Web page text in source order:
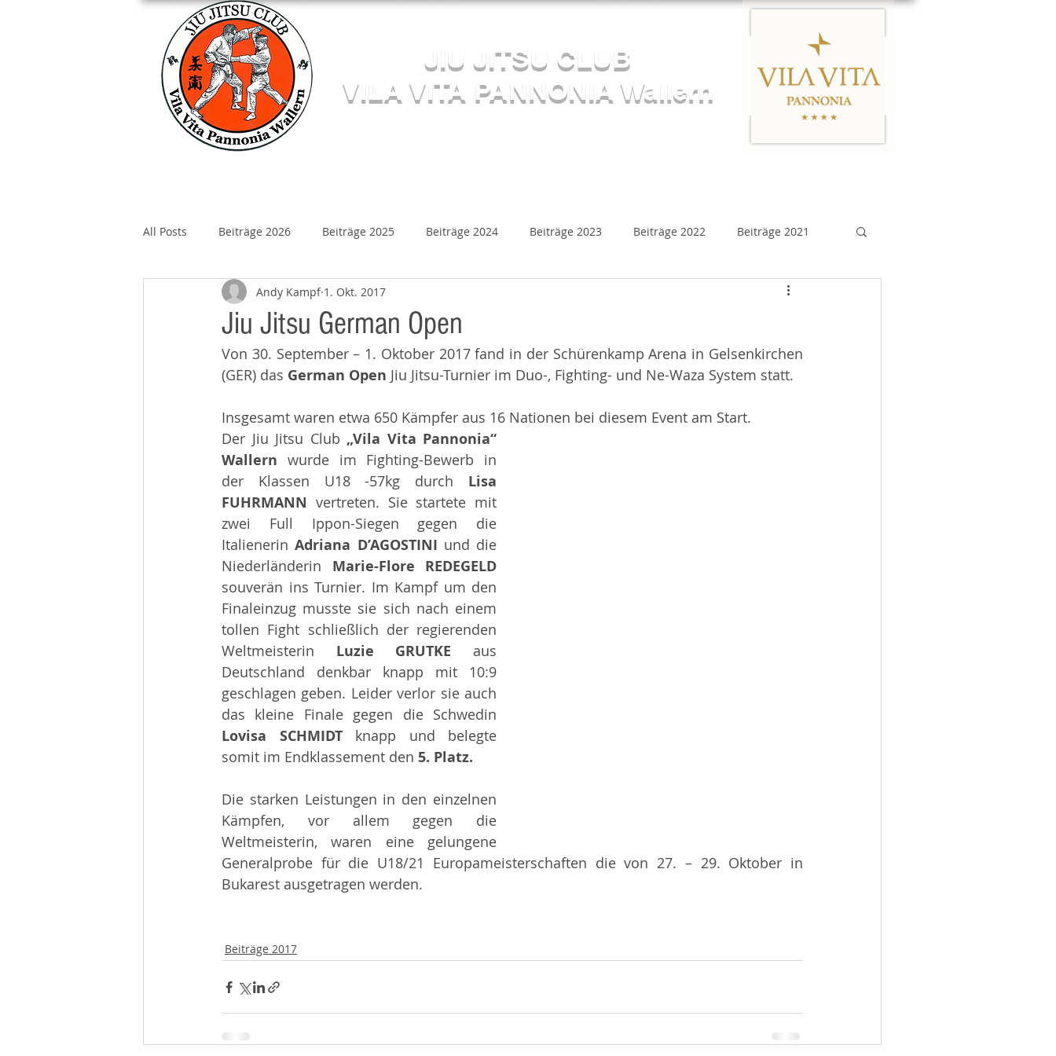
JIU JITSU CLUB
VILA VITA PANNONIA Wallern
All Posts Beiträge 2026 Beiträge 2025 Beiträge 2024 Beiträge 2023 Beiträge 2022 Beiträge 2021
Beiträge 2020 Beiträge 2019 Beiträge 2018
Beiträge 2014 Infos
Jiu Jitsu German Open
Andy Kampf 1. Okt. 2017
Von 30. September – 1. Oktober 2017 fand in der Schürenkamp Arena in Gelsenkirchen
(GER) das German Open Jiu Jitsu-Turnier im Duo-, Fighting- und Ne-Waza System statt.
Insgesamt waren etwa 650 Kämpfer aus 16 Nationen bei diesem Event am Start.
Der Jiu Jitsu Club „Vila Vita Pannonia“
Wallern wurde im Fighting-Bewerb in
der Klassen U18 -57kg durch Lisa
FUHRMANN vertreten. Sie startete mit
zwei Full Ippon-Siegen gegen die
Italienerin Adriana D’AGOSTINI und die
Niederländerin Marie-Flore REDEGELD
souverän ins Turnier. Im Kampf um den
Finaleinzug musste sie sich nach einem
tollen Fight schließlich der regierenden
Weltmeisterin Luzie GRUTKE aus
Deutschland denkbar knapp mit 10:9
geschlagen geben. Leider verlor sie auch
Lovisa SCHMIDT knapp und belegte
somit im Endklassement den 5. Platz.
Die starken Leistungen in den einzelnen
Kämpfen, vor allem gegen die
Weltmeisterin, waren eine gelungene
Generalprobe für die U18/21 Europameisterschaften die von 27. – 29. Oktober in
Bukarest ausgetragen werden.
Beiträge 2017